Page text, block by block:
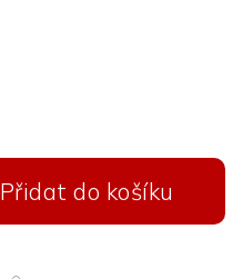
Přidat do košíku